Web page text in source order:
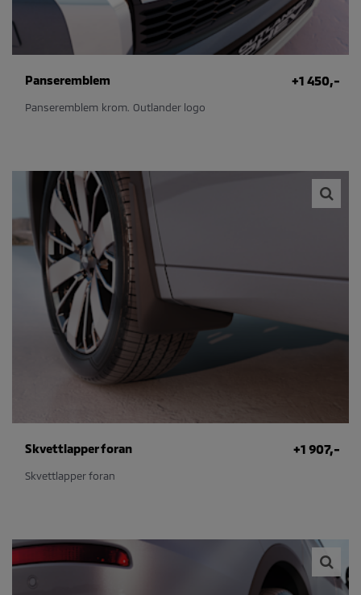
+1 450,-
Panseremblem
Panseremblem krom. Outlander logo
+1 907,-
Skvettlapper foran
Skvettlapper foran